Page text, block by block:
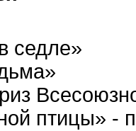
седле»
птицы» -